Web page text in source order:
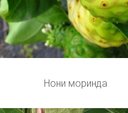
Нони моринда